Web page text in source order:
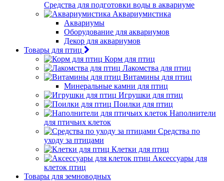
Средства для подготовки воды в аквариуме
Аквариумистика
Аквариумы
Оборудование для аквариумов
Декор для аквариумов
Товары для птиц
Корм для птиц
Лакомства для птиц
Витамины для птиц
Минеральные камни для птиц
Игрушки для птиц
Поилки для птиц
Наполнители
для птичьих клеток
Средства по
уходу за птицами
Клетки для птиц
Аксессуары для
клеток птиц
Товары для земноводных